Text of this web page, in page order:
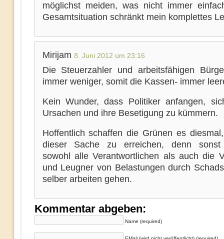
möglichst meiden, was nicht immer
Gesamtsituation schränkt mein komplettes
Mirijam 8. Juni 2012 um 23:16
Die Steuerzahler und arbeitsfähigen
immer weniger, somit die Kassen- immer
Kein Wunder, dass Politiker anfangen,
Ursachen und ihre Besetigung zu kümmern.
Hoffentlich schaffen die Grünen es
dieser Sache zu erreichen, denn sonst
sowohl alle Verantwortlichen als auch die
und Leugner von Belastungen durch
selber arbeiten gehen.
Kommentar abgeben:
Name (required)